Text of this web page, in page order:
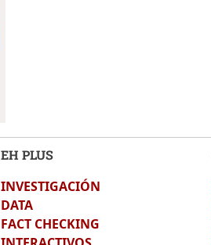
EH PLUS
INVESTIGACIÓN
DATA
FACT CHECKING